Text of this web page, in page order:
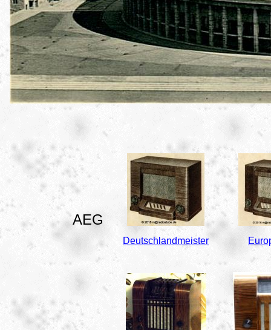
AEG
Deutschlandmeister